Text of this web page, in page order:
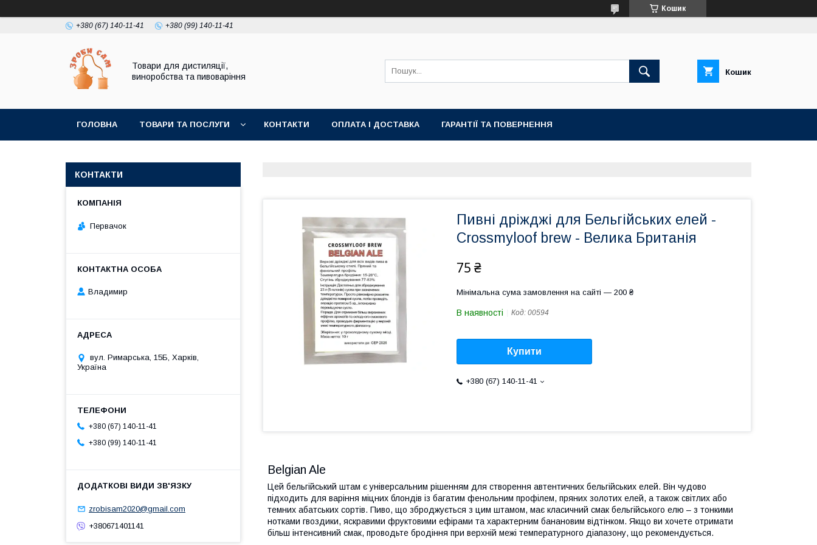
Кошик
+380 (67) 140-11-41 +380 (99) 140-11-41
Товари для дистиляції,
виноробства та пивоваріння
Кошик
ГОЛОВНА ТОВАРИ ТА ПОСЛУГИ КОНТАКТИ ОПЛАТА І ДОСТАВКА ГАРАНТІЇ ТА ПОВЕРНЕННЯ
Пивні дріжджі для Бельгійських елей -
Crossmyloof brew - Велика Британія
75 ₴
Мінімальна сума замовлення на сайті — 200 ₴
В наявності Код: 00594
Купити
+380 (67) 140-11-41
Belgian Ale
Цей бельгійський штам є універсальним рішенням для створення автентичних бельгійських елей. Він чудово
підходить для варіння міцних блондів із багатим фенольним профілем, пряних золотих елей, а також світлих або
темних абатських сортів. Пиво, що зброджується з цим штамом, має класичний смак бельгійського елю – з тонкими
нотками гвоздики, яскравими фруктовими ефірами та характерним банановим відтінком. Якщо ви хочете отримати
більш інтенсивний смак, проводьте бродіння при верхній межі температурного діапазону, що рекомендується.
КОНТАКТИ
Первачок
Владимир
вул. Римарська, 15Б, Харків,
Україна
+380 (67) 140-11-41
+380 (99) 140-11-41
zrobisam2020@gmail.com
+380671401141